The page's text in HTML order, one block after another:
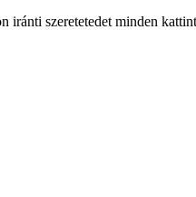
szeretetedet minden